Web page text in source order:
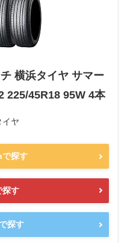
横浜タイヤ サマー
225/45R18 95W 4本
イヤ
探す
探す
探す